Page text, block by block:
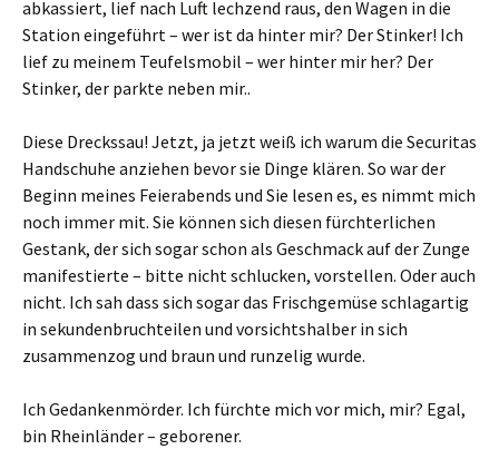
abkassiert, lief nach Luft lechzend raus, den Wagen in die
Station eingeführt – wer ist da hinter mir? Der Stinker! Ich
lief zu meinem Teufelsmobil – wer hinter mir her? Der
Stinker, der parkte neben mir..
Diese Dreckssau! Jetzt, ja jetzt weiß ich warum die Securitas
Handschuhe anziehen bevor sie Dinge klären. So war der
Beginn meines Feierabends und Sie lesen es, es nimmt mich
noch immer mit. Sie können sich diesen fürchterlichen
Gestank, der sich sogar schon als Geschmack auf der Zunge
manifestierte – bitte nicht schlucken, vorstellen. Oder auch
nicht. Ich sah dass sich sogar das Frischgemüse schlagartig
in sekundenbruchteilen und vorsichtshalber in sich
zusammenzog und braun und runzelig wurde.
Ich Gedankenmörder. Ich fürchte mich vor mich, mir? Egal,
bin Rheinländer – geborener.